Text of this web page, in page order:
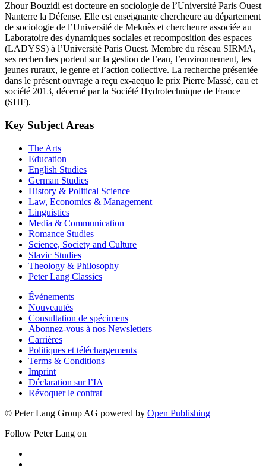
Zhour Bouzidi est docteure en sociologie de l’Université Paris Ouest
Nanterre la Défense. Elle est enseignante chercheure au département
de sociologie de l’Université de Meknès et chercheure associée au
Laboratoire des dynamiques sociales et recomposition des espaces
(LADYSS) à l’Université Paris Ouest. Membre du réseau SIRMA,
ses recherches portent sur la gestion de l’eau, l’environnement, les
jeunes ruraux, le genre et l’action collective. La recherche présentée
dans le présent ouvrage a reçu ex-aequo le prix Pierre Massé, eau et
société 2013, décerné par la Société Hydrotechnique de France
(SHF).
Key Subject Areas
The Arts
Education
English Studies
German Studies
History & Political Science
Law, Economics & Management
Linguistics
Media & Communication
Romance Studies
Science, Society and Culture
Slavic Studies
Theology & Philosophy
Peter Lang Classics
Événements
Nouveautés
Consultation de spécimens
Abonnez-vous à nos Newsletters
Carrières
Politiques et téléchargements
Terms & Conditions
Imprint
Déclaration sur l’IA
Révoquer le contrat
© Peter Lang Group AG powered by Open Publishing
Follow Peter Lang on